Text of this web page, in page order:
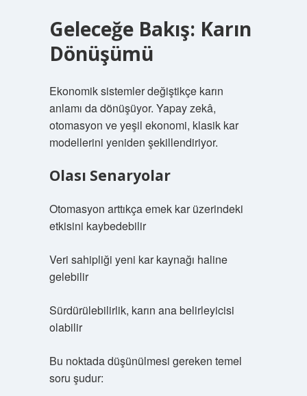
Geleceğe Bakış: Karın
Dönüşümü
Ekonomik sistemler değiştikçe karın
anlamı da dönüşüyor. Yapay zekâ,
otomasyon ve yeşil ekonomi, klasik kar
modellerini yeniden şekillendiriyor.
Olası Senaryolar
Otomasyon arttıkça emek kar üzerindeki
etkisini kaybedebilir
Veri sahipliği yeni kar kaynağı haline
gelebilir
Sürdürülebilirlik, karın ana belirleyicisi
olabilir
Bu noktada düşünülmesi gereken temel
soru şudur: